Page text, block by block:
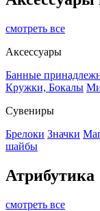
смотреть все
Аксессуары
Банные
Кружки, Бокалы
Сувениры
Брелоки Значки
шайбы
Атрибутика
смотреть все